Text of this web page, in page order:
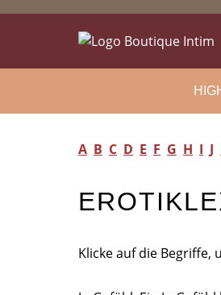
A B C D E F G H I J
Klicke auf die Begriffe,